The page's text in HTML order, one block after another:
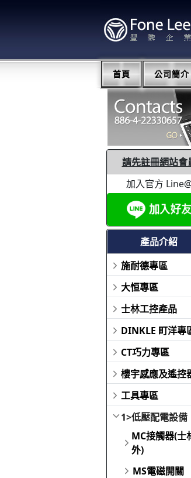
首頁 公司簡介
請先註冊網站會
加入官方
產品介紹
施耐德專區
大恒專區
士林工控產品
DINKLE 町洋專
CT巧力專區
樓宇感應及遙控
工具專區
1>低壓配電設備
MC接觸器(士
外)
MS電磁開關